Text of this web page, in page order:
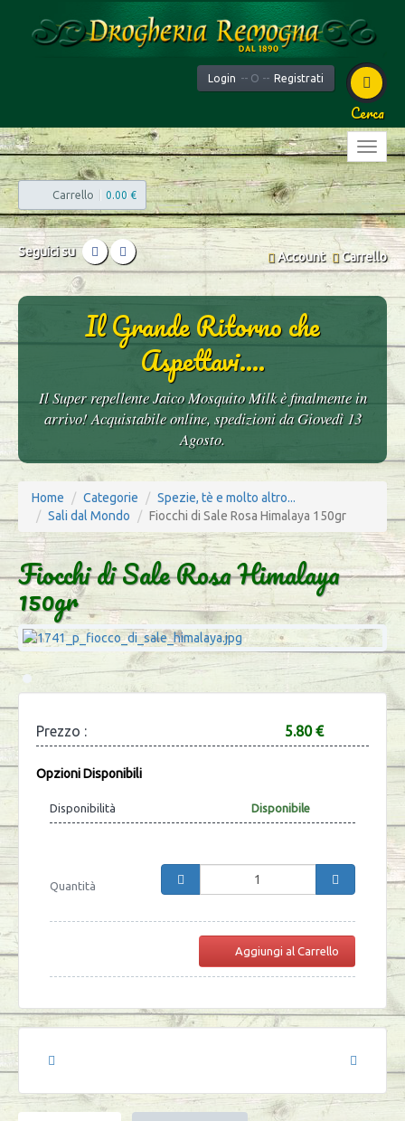
Login -- O -- Registrati
Cerca
Carrello 0.00 €
Seguici su Account Carrello
Il Grande Ritorno che
Aspettavi....
Il Super repellente Jaico Mosquito Milk è finalmente in
arrivo! Acquistabile online, spedizioni da Giovedì 13
Agosto.
Home Categorie
Spezie, tè e molto altro...
Sali dal Mondo
Fiocchi di Sale Rosa Himalaya 150gr
Fiocchi di Sale Rosa Himalaya
150gr
Prezzo : 5.80 €
Opzioni Disponibili
Disponibilità Disponibile
Quantità
Aggiungi al Carrello